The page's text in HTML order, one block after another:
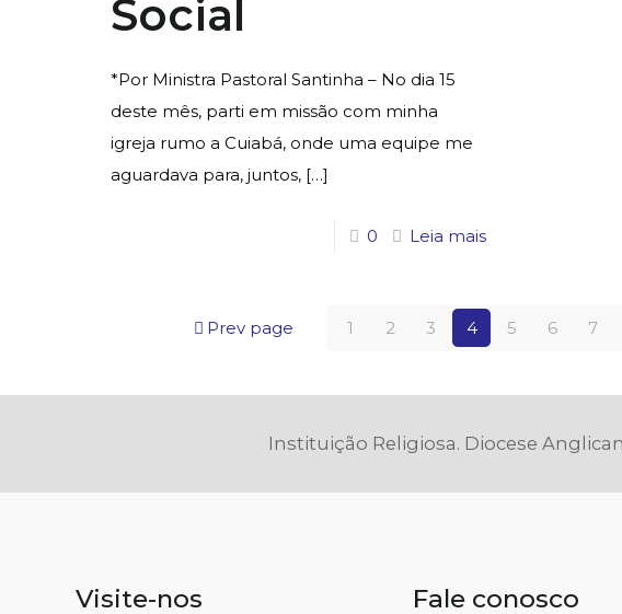
Social
*Por Ministra Pastoral Santinha – No dia 15
deste mês, parti em missão com minha
igreja rumo a Cuiabá, onde uma equipe me
aguardava para, juntos, […]
0 Leia mais
Prev page 1 2 3 4 5 6 7
Instituição Religiosa. Diocese
Visite-nos Fale conosco